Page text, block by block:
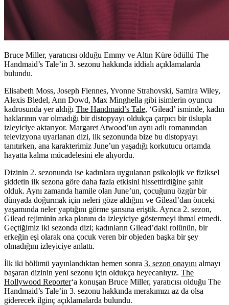
Bruce Miller, yaratıcısı olduğu Emmy ve Altın Küre ödüllü The
Handmaid’s Tale’in 3. sezonu hakkında iddialı açıklamalarda
bulundu.
Elisabeth Moss, Joseph Fiennes, Yvonne Strahovski, Samira Wiley,
Alexis Bledel, Ann Dowd, Max Minghella gibi isimlerin oyuncu
kadrosunda yer aldığı The Handmaid’s Tale, ‘Gilead’ isminde, kadın
haklarının var olmadığı bir distopyayı oldukça çarpıcı bir üslupla
izleyiciye aktarıyor. Margaret Atwood’un aynı adlı romanından
televizyona uyarlanan dizi, ilk sezonunda bize bu distopyayı
tanıtırken, ana karakterimiz June’un yaşadığı korkutucu ortamda
hayatta kalma mücadelesini ele alıyordu.
Dizinin 2. sezonunda ise kadınlara uygulanan psikolojik ve fiziksel
şiddetin ilk sezona göre daha fazla etkisini hissettirdiğine şahit
olduk. Aynı zamanda hamile olan June’un, çocuğunu özgür bir
dünyada doğurmak için neleri göze aldığını ve Gilead’dan önceki
yaşamında neler yaptığını görme şansına eriştik. Ayrıca 2. sezon,
Gilead rejiminin arka planını da izleyiciye göstermeyi ihmal etmedi.
Geçtiğimiz iki sezonda dizi; kadınların Gilead’daki rolünün, bir
erkeğin eşi olarak ona çocuk veren bir objeden başka bir şey
olmadığını izleyiciye anlattı.
İlk iki bölümü yayınlandıktan hemen sonra 3. sezon onayını almayı
başaran dizinin yeni sezonu için oldukça heyecanlıyız. The
Hollywood Reporter‘a konuşan Bruce Miller, yaratıcısı olduğu The
Handmaid’s Tale’in 3. sezonu hakkında merakımızı az da olsa
giderecek ilginç açıklamalarda bulundu.